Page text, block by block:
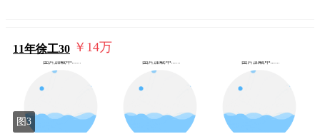
11年徐工30 ￥14万
图3